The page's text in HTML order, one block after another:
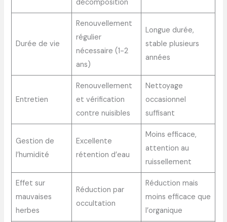
décomposition
Durée de vie
Renouvellement
régulier
nécessaire (1-2
ans)
Longue durée,
stable plusieurs
années
Entretien
Renouvellement
et vérification
contre nuisibles
Nettoyage
occasionnel
suffisant
Gestion de
l’humidité
Excellente
rétention d’eau
Moins efficace,
attention au
ruissellement
Effet sur
mauvaises
herbes
Réduction par
occultation
Réduction mais
moins efficace que
l’organique